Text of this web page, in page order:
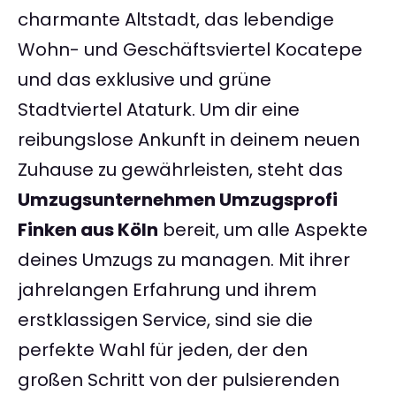
charmante Altstadt, das lebendige
Wohn- und Geschäftsviertel Kocatepe
und das exklusive und grüne
Stadtviertel Ataturk. Um dir eine
reibungslose Ankunft in deinem neuen
Zuhause zu gewährleisten, steht das
Umzugsunternehmen Umzugsprofi
Finken aus Köln bereit, um alle Aspekte
deines Umzugs zu managen. Mit ihrer
jahrelangen Erfahrung und ihrem
erstklassigen Service, sind sie die
perfekte Wahl für jeden, der den
großen Schritt von der pulsierenden